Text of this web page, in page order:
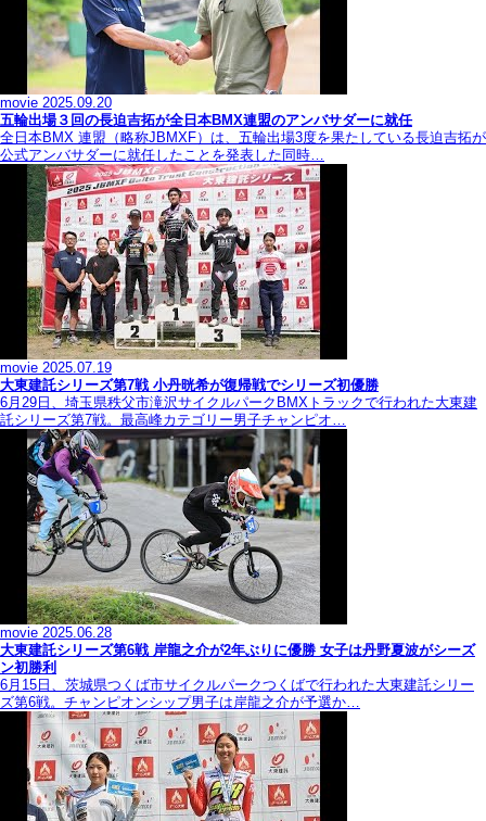
movie 2025.09.20
五輪出場３回の長迫吉拓が全日本BMX連盟のアンバサダーに就任
全日本BMX 連盟（略称JBMXF）は、五輪出場3度を果たしている長迫吉拓が
公式アンバサダーに就任したことを発表した同時…
movie 2025.07.19
大東建託シリーズ第7戦 ⼩丹晄希が復帰戦でシリーズ初優勝
6月29日、埼玉県秩父市滝沢サイクルパークBMXトラックで行われた大東建
託シリーズ第7戦。最高峰カテゴリー男子チャンピオ…
movie 2025.06.28
大東建託シリーズ第6戦 岸龍之介が2年ぶりに優勝 女子は丹野夏波がシーズ
ン初勝利
6月15日、茨城県つくば市サイクルパークつくばで行われた大東建託シリー
ズ第6戦。チャンピオンシップ男子は岸龍之介が予選か…